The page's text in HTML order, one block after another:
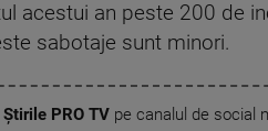
acestui an peste 200 de
sabotaje sunt minori.
Știrile PRO TVpe canalul de social